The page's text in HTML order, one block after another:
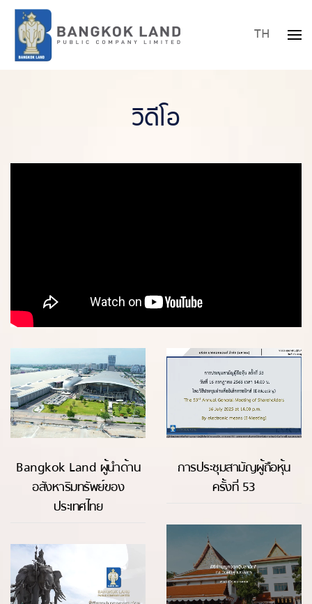
Skip to main content TH
วิดีโอ
Bangkok Land ผู้นำด้าน
อสังหาริมทรัพย์ของ
ประเทศไทย
การประชุมสามัญผู้ถือหุ้น
ครั้งที่ 53